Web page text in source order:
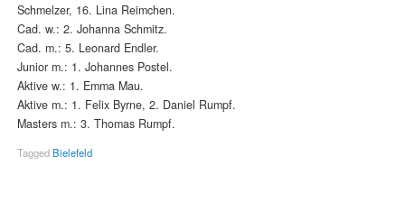
Schmelzer, 16. Lina Reimchen.
Cad. w.: 2. Johanna Schmitz.
Cad. m.: 5. Leonard Endler.
Junior m.: 1. Johannes Postel.
Aktive w.: 1. Emma Mau.
Aktive m.: 1. Felix Byrne, 2. Daniel Rumpf.
Masters m.: 3. Thomas Rumpf.
TaggedBielefeld